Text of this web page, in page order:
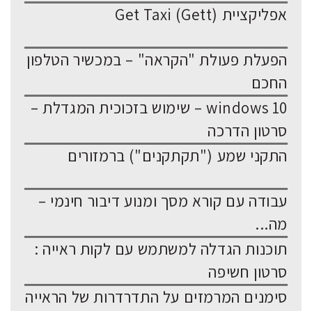
אפליקציית Get Taxi (Gett)
הפעלת פעולת "הקראה" – במכשיר הטלפון
החכם
windows 10 – שימוש בזכוכית המגדלת –
סרטון הדרכה
התקני שמע ("תקתקנים") ברמזורים
עבודה עם קורא מסך ומנוע דיבור חינמי –
מה...
תוכנות הגדלה למשתמש עם לקות ראייה :
סרטון חשיפה
סימנים המרמזים על התדרדרות של הראייה